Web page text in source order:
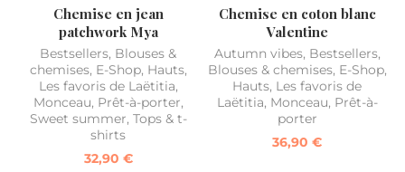
Chemise en jean
patchwork Mya
Bestsellers, Blouses &
chemises, E-Shop, Hauts,
Les favoris de Laëtitia,
Monceau, Prêt-à-porter,
Sweet summer, Tops & t-
shirts
32,90 €
Chemise en coton blanc
Valentine
Autumn vibes, Bestsellers,
Blouses & chemises, E-Shop,
Hauts, Les favoris de
Laëtitia, Monceau, Prêt-à-
porter
36,90 €